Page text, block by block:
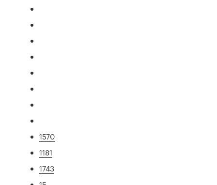
1570
1181
1743